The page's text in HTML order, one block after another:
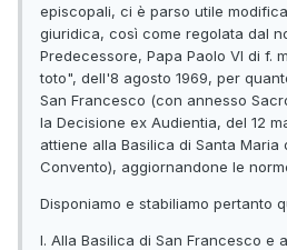
episcopali, ci è parso utile
giuridica, così come regolata dal
Predecessore, Papa Paolo VI di f.
toto", dell'8 agosto 1969, per
San Francesco (con annesso
la Decisione ex Audientia, del 12
attiene alla Basilica di Santa Maria
Convento), aggiornandone le
Disponiamo e stabiliamo pertanto
I. Alla Basilica di San Francesco e